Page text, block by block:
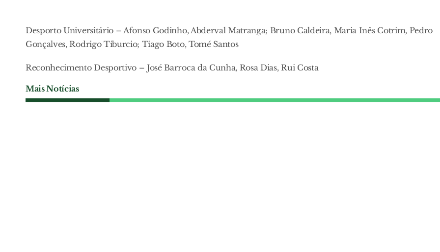
Desporto Universitário – Afonso Godinho, Abderval Matranga; Bruno Caldeira, Maria Inês Cotrim, Pedro
Gonçalves, Rodrigo Tiburcio; Tiago Boto, Tomé Santos
Reconhecimento Desportivo – José Barroca da Cunha, Rosa Dias, Rui Costa
Mais Notícias